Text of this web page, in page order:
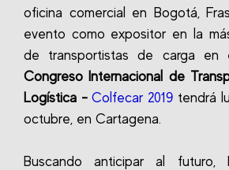
oficina comercial en Bogotá,
evento como expositor en la
de transportistas de carga en
Congreso Internacional de
Logística -Colfecar 2019 tendrá
octubre, en Cartagena.
Buscando anticipar al futuro,